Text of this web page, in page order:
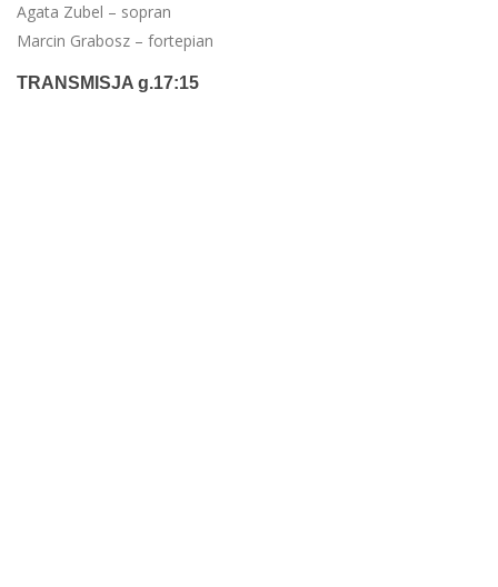
Agata Zubel – sopran
Marcin Grabosz – fortepian
TRANSMISJA g.17:15